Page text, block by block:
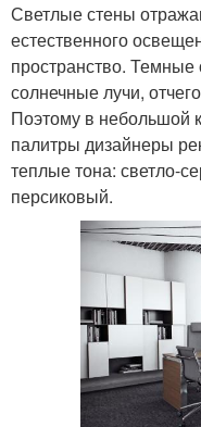
Светлые стены
естественного
пространство. Темные
солнечные лучи,
Поэтому в небольшой
палитры дизайнеры
теплые тона: светло-
персиковый.